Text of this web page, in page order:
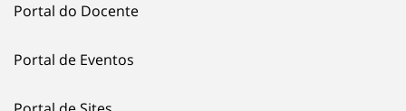
Portal do Docente
Portal de Eventos